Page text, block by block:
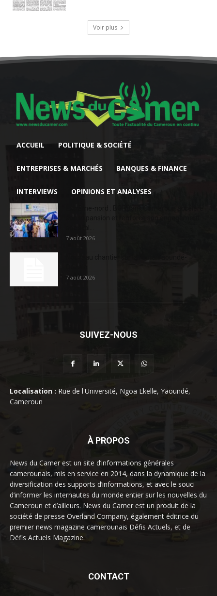
Voir plus
ACCUEIL POLITIQUE & SOCIÉTÉ
ENTREPRISES & MARCHÉS BANQUES & FINANCE
INTERVIEWS OPINIONS ET ANALYSES
7 août 2026
7 août 2026
SUIVEZ-NOUS
Localisation : Rue de l'Université, Ngoa Ekelle, Yaoundé,
Cameroun
À PROPOS
News du Camer est un site d’informations générales
camerounais, mis en service en 2014, dans la dynamique de la
diversification des supports d’informations, et avec le souci
d’informer les internautes du monde entier sur les nouvelles du
Cameroun et d’ailleurs. News du Camer est un produit de la
société de presse Overland Company, également éditrice du
premier news magazine camerounais Défis Actuels, et de
Défis Actuels Magazine.
CONTACT